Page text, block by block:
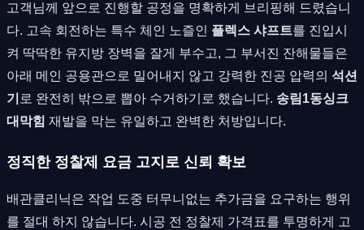
고객님께 앞으로 진행할 공정을 명확하게 브리핑해 드렸습니
다. 고속 회전하는 특수 체인 노즐인 플렉스 샤프트를 진입시
켜 딱딱한 유지방 장벽을 잘게 부수고, 그 부서진 잔해물들은
아래 메인 공용관으로 밀어내지 않고 강력한 진공 압력의 석션
기 로 완전히 밖으로 뽑아 수거하기로 했습니다. 송림1동싱크
대막힘 재발을 막는 유일하고 완벽한 처방입니다.
정직한 정찰제 요금 고지로 신뢰 확보
배관클리닉은 작업 도중 터무니없는 추가금을 요구하는 행위
를 절대 하지 않습니다. 시공 전 정찰제 가격표를 투명하게 고